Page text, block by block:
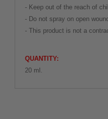
- Keep out of the reach of
- Do not spray on open
- This product is not a
QUANTITY:
20 ml.